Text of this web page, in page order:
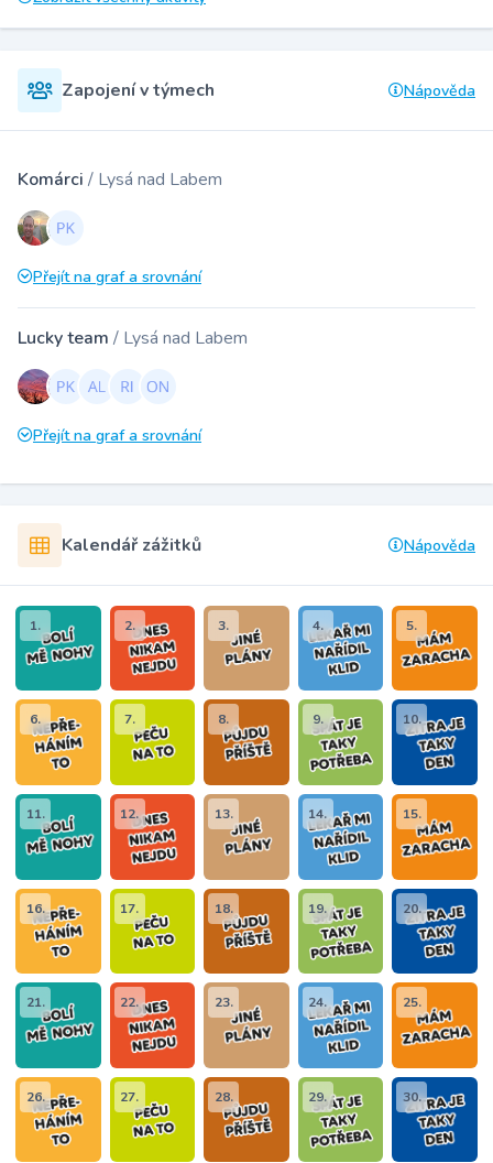
Zapojení v týmech Nápověda
Komárci / Lysá nad Labem
Přejít na graf a srovnání
Lucky team / Lysá nad Labem
Přejít na graf a srovnání
Kalendář zážitků Nápověda
1. 2. 3. 4. 5.
6. 7. 8. 9. 10.
11. 12. 13. 14. 15.
16. 17. 18. 19. 20.
21. 22. 23. 24. 25.
26. 27. 28. 29. 30.